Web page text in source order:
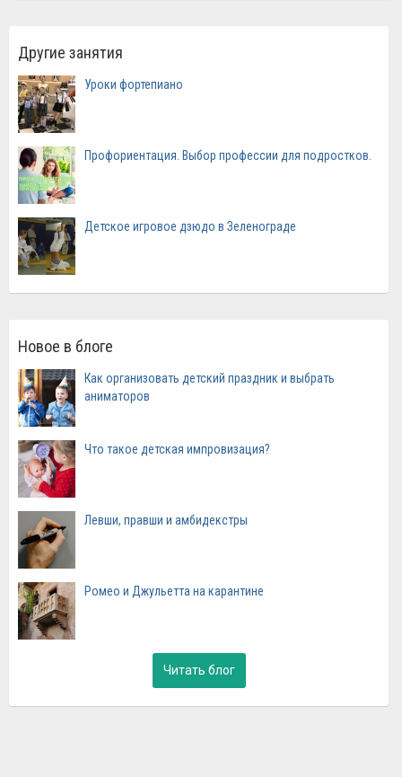
Другие занятия
Уроки фортепиано
Профориентация. Выбор профессии для подростков.
Детское игровое дзюдо в Зеленограде
Новое в блоге
Как организовать детский праздник и выбрать
аниматоров
Что такое детская импровизация?
Левши, правши и амбидекстры
Ромео и Джульетта на карантине
Читать блог